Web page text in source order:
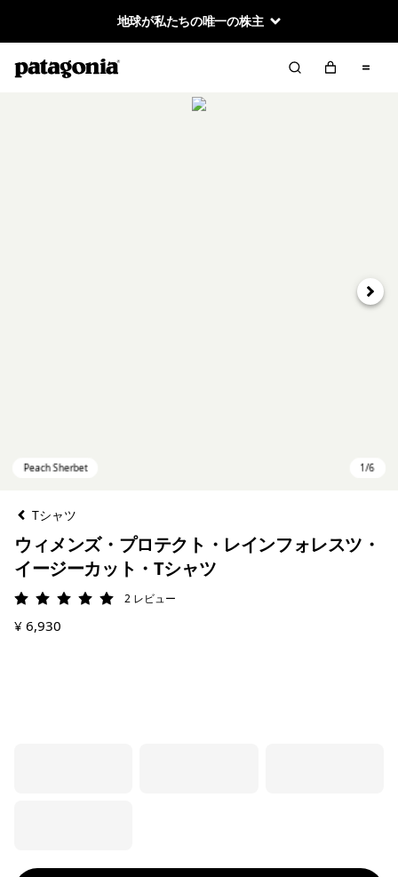
地球が私たちの唯一の株主
次へ
Tシャツ
ウィメンズ・プロテクト・レインフォレスツ・
イージーカット・Tシャツ
評価: 5 / 5 2 レビュー
¥ 6,930